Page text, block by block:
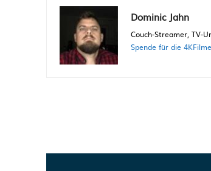
Dominic Jahn
Couch-Streamer, TV-
Spende für die